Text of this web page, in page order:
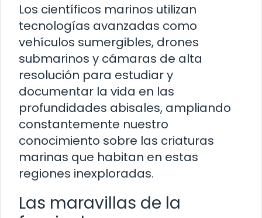
Los científicos marinos utilizan
tecnologías avanzadas como
vehículos sumergibles, drones
submarinos y cámaras de alta
resolución para estudiar y
documentar la vida en las
profundidades abisales, ampliando
constantemente nuestro
conocimiento sobre las criaturas
marinas que habitan en estas
regiones inexploradas.
Las maravillas de la